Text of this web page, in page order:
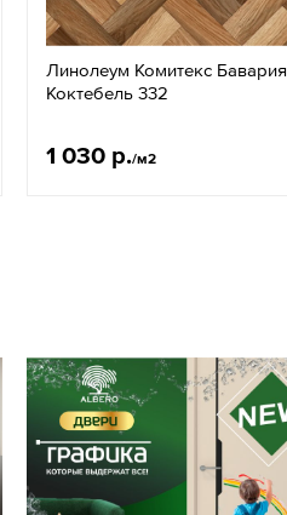
Линолеум Комитекс Бавария
Коктебель 332
1 030 р./м2